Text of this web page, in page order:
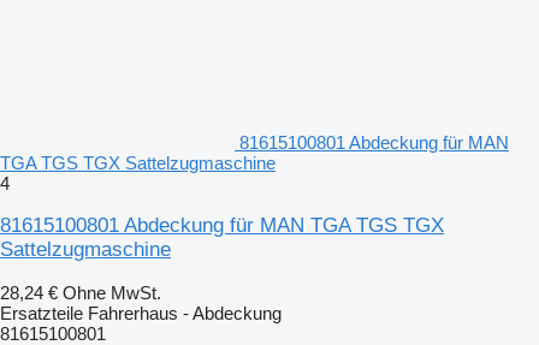
81615100801 Abdeckung für MAN
TGA TGS TGX Sattelzugmaschine
4
81615100801 Abdeckung für MAN TGA TGS TGX
Sattelzugmaschine
28,24 € Ohne MwSt.
Ersatzteile Fahrerhaus - Abdeckung
81615100801